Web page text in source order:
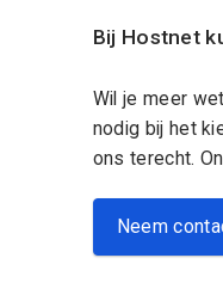
Bij Hostnet
Wil je meer
nodig bij het
ons terecht.
Neem